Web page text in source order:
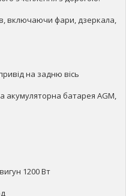
включаючи фари, дзеркала,
на задню вісь
акумуляторна батарея AGM,
1200 Вт